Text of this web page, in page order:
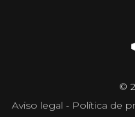
©
Aviso legal - Política de